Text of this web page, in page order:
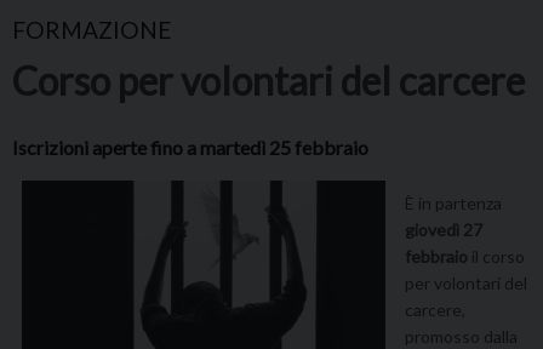
FORMAZIONE
Corso per volontari del carcere
Iscrizioni aperte fino a martedì 25 febbraio
È in partenza
giovedì 27
febbraio il corso
per volontari del
carcere,
promosso dalla